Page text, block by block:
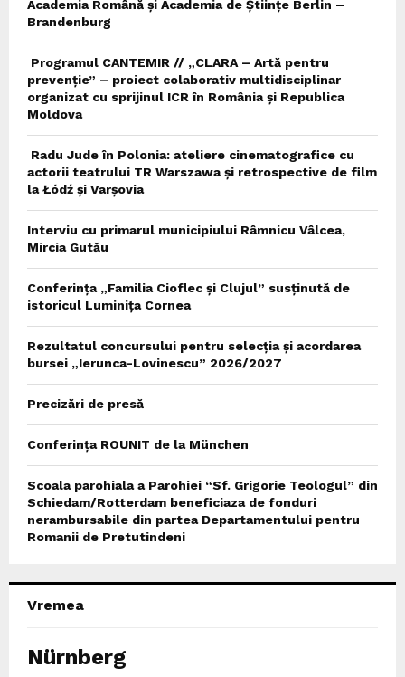
Academia Română și Academia de Științe Berlin –
Brandenburg
Programul CANTEMIR // „CLARA – Artă pentru
prevenție” – proiect colaborativ multidisciplinar
organizat cu sprijinul ICR în România și Republica
Moldova
Radu Jude în Polonia: ateliere cinematografice cu
actorii teatrului TR Warszawa și retrospective de film
la Łódź și Varșovia
Interviu cu primarul municipiului Râmnicu Vâlcea,
Mircia Gutău
Conferința „Familia Cioflec și Clujul” susținută de
istoricul Luminița Cornea
Rezultatul concursului pentru selecția și acordarea
bursei „Ierunca-Lovinescu” 2026/2027
Precizări de presă
Conferința ROUNIT de la München
Scoala parohiala a Parohiei “Sf. Grigorie Teologul” din
Schiedam/Rotterdam beneficiaza de fonduri
nerambursabile din partea Departamentului pentru
Romanii de Pretutindeni
Vremea
Nürnberg